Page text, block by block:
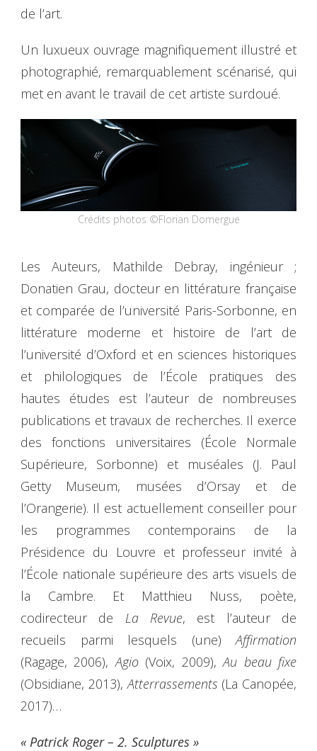
de l’art.
Un luxueux ouvrage magnifiquement illustré et
photographié, remarquablement scénarisé, qui
met en avant le travail de cet artiste surdoué.
Crédits photos ©Florian Domergue
Les Auteurs, Mathilde Debray, ingénieur ;
Donatien Grau, docteur en littérature française
et comparée de l’université Paris-Sorbonne, en
littérature moderne et histoire de l’art de
l’université d’Oxford et en sciences historiques
et philologiques de l’École pratiques des
hautes études est l’auteur de nombreuses
publications et travaux de recherches. Il exerce
des fonctions universitaires (École Normale
Supérieure, Sorbonne) et muséales (J. Paul
Getty Museum, musées d’Orsay et de
l’Orangerie). Il est actuellement conseiller pour
les programmes contemporains de la
Présidence du Louvre et professeur invité à
l’École nationale supérieure des arts visuels de
la Cambre. Et Matthieu Nuss, poète,
codirecteur de La Revue, est l’auteur de
recueils parmi lesquels (une)Affirmation
(Ragage, 2006),Agio(Voix, 2009),Au beau fixe
(Obsidiane, 2013),Atterrassements (La Canopée,
2017)…
« Patrick Roger – 2. Sculptures »